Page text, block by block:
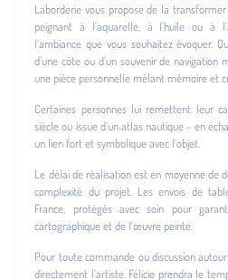
Laborderie vous propose de la
peignant à l’aquarelle, à l’huile ou à
l’ambiance que vous souhaitez évoquer.
d’une côte ou d’un souvenir de
une pièce personnelle mêlant mémoire et
Certaines personnes lui remettent leur
siècle ou issue d’un atlas nautique – en
un lien fort et symbolique avec l’objet.
Le délai de réalisation est en moyenne de
complexité du projet. Les envois de
France, protégés avec soin pour
cartographique et de l’œuvre peinte.
Pour toute commande ou discussion
directement l’artiste. Félicie prendra le